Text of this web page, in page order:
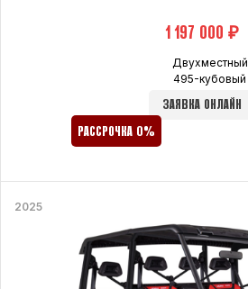
₽
Двухместный
495-кубовый
ЗАЯВКА ОНЛАЙН
РАССРОЧКА 0%
2025